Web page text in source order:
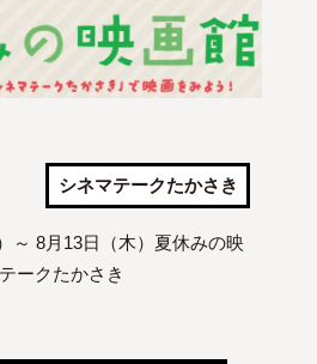
シネマテークたかさき
～ 8月13日（木）夏休みの映
ークたかさき